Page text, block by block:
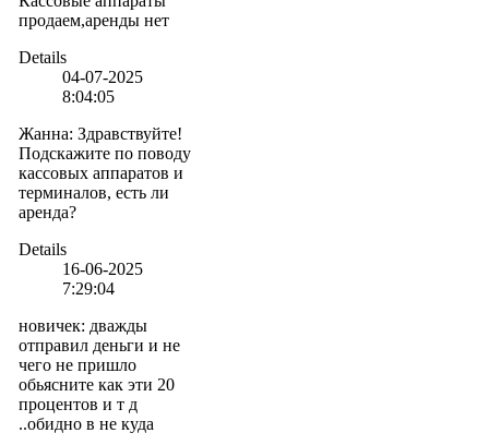
продаем,аренды нет
Details
04-07-2025
8:04:05
Жанна: Здравствуйте!
Подскажите по поводу
кассовых аппаратов и
терминалов, есть ли
аренда?
Details
16-06-2025
7:29:04
новичек: дважды
отправил деньги и не
чего не пришло
обьясните как эти 20
процентов и т д
..обидно в не куда